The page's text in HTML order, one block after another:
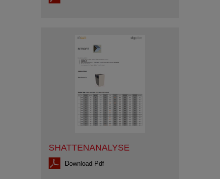
SHATTENANALYSE
Download Pdf